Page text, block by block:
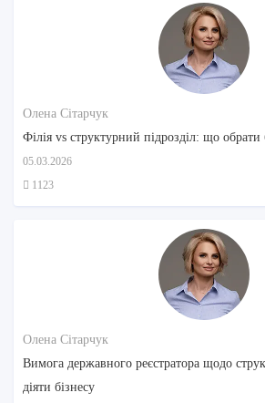
Олена Сітарчук
Філія vs структурний підрозділ: що обрати
05.03.2026
1123
Олена Сітарчук
Вимога державного реєстратора щодо
діяти бізнесу